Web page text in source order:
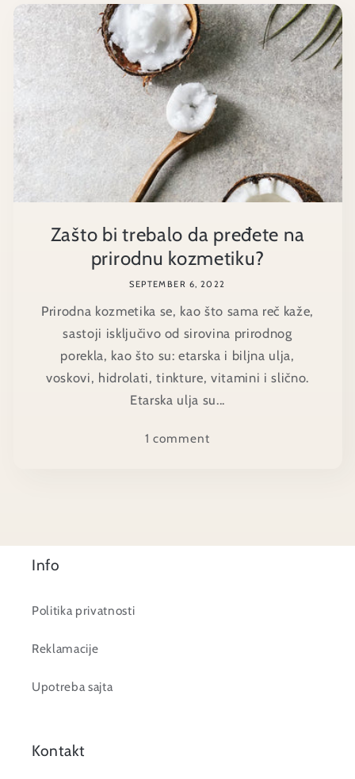
Zašto bi trebalo da pređete na
prirodnu kozmetiku?
SEPTEMBER 6, 2022
Prirodna kozmetika se, kao što sama reč kaže,
sastoji isključivo od sirovina prirodnog
porekla, kao što su: etarska i biljna ulja,
voskovi, hidrolati, tinkture, vitamini i slično.
Etarska ulja su...
1 comment
Info
Politika privatnosti
Reklamacije
Upotreba sajta
Kontakt